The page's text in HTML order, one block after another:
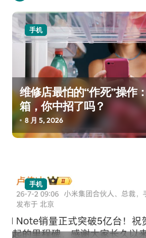
手机
维修店最怕的“作死”操作
箱，你中招了吗？
8 月 5, 2026
手机